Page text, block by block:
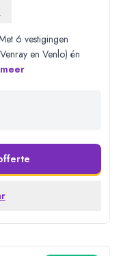
6 vestigingen
en Venlo) én